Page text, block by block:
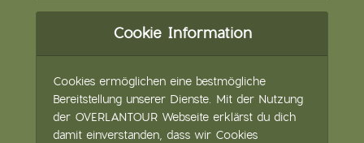
Cookie Information
Cookies ermöglichen eine bestmögliche
Bereitstellung unserer Dienste. Mit der Nutzung
der OVERLANTOUR Webseite erklärst du dich
damit einverstanden, dass wir Cookies